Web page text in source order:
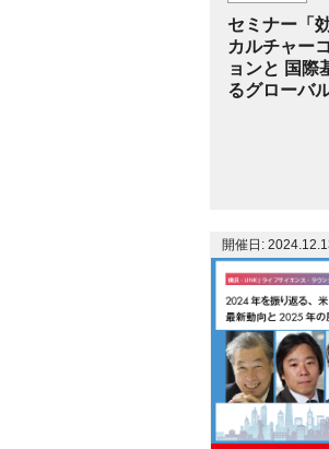
セミナー「
カルチャー
ョンと 国際
るグローバ
開催日: